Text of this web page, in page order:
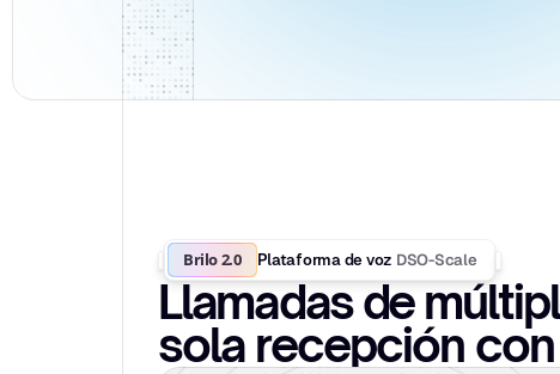
Brilo 2.0 Plataforma de voz DSO-Scale
Llamadas de
sola recepción con